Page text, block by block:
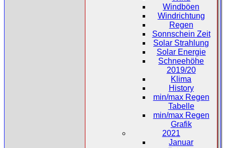
Windböen
Windrichtung
Regen
Sonnschein Zeit
Solar Strahlung
Solar Energie
Schneehöhe
2019/20
Klima
History
min/max Regen
Tabelle
min/max Regen
Grafik
2021
Januar